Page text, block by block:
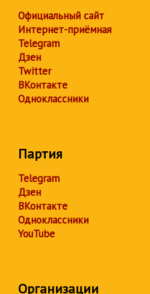
Официальный сайт
Интернет-приёмная
Telegram
Дзен
Twitter
ВКонтакте
Одноклассники
Партия
Telegram
Дзен
ВКонтакте
Одноклассники
YouTube
Организации